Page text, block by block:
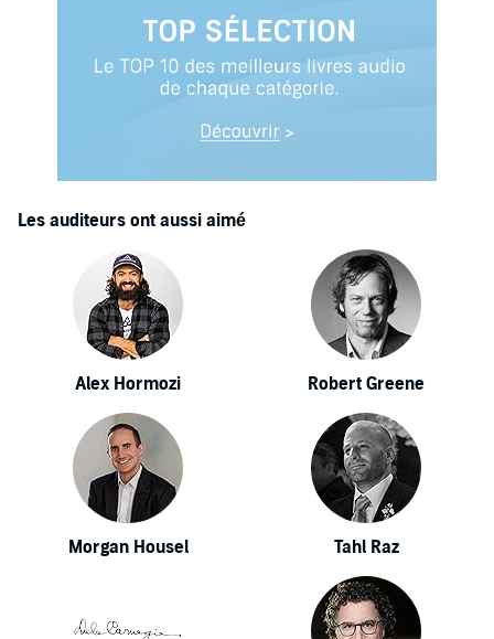
Les auditeurs ont aussi aimé
Alex Hormozi Robert Greene
Morgan Housel Tahl Raz